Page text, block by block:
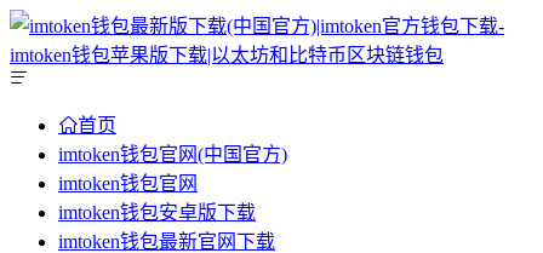
首页
imtoken钱包官网(中国官方)
imtoken钱包官网
imtoken钱包安卓版下载
imtoken钱包最新官网下载